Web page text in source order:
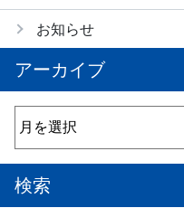
お知らせ
アーカイブ
アーカイブ
検索